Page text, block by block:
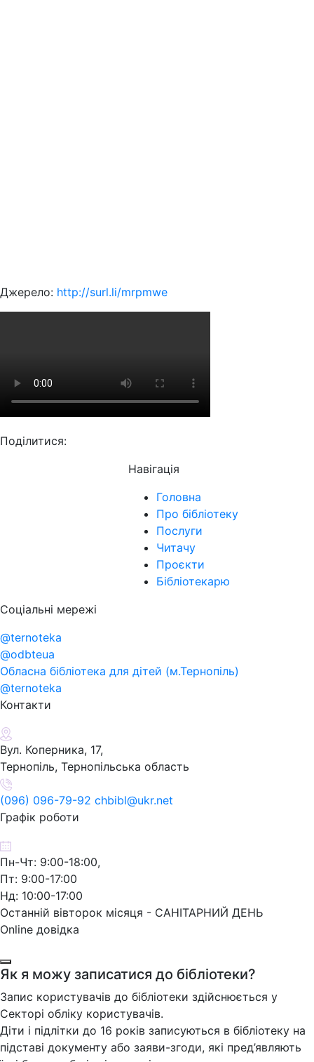
Джерело: http://surl.li/mrpmwe
Поділитися:
Навігація
Головна
Про бібліотеку
Послуги
Читачу
Проєкти
Бібліотекарю
Соціальні мережі
@ternoteka
@odbteua
Обласна бібліотека для дітей (м.Тернопіль)
@ternoteka
Контакти
Вул. Коперника, 17,
Тернопіль, Тернопільська область
(096) 096-79-92 chbibl@ukr.net
Графік роботи
Пн-Чт: 9:00-18:00,
Пт: 9:00-17:00
Нд: 10:00-17:00
Останній вівторок місяця - САНІТАРНИЙ ДЕНЬ
Online довідка
Як я можу записатися до бібліотеки?
Запис користувачів до бібліотеки здійснюється у
Секторі обліку користувачів.
Діти і підлітки до 16 років записуються в бібліотеку на
підставі документу або заяви-згоди, які пред’являють